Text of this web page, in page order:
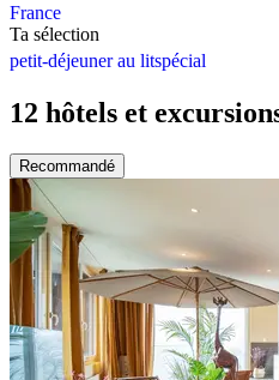
France
Ta sélection
petit-déjeuner au litspécial
12 hôtels et
Recommandé